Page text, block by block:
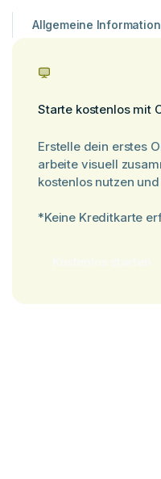
Allgemeine
Starte kostenlos mit
Erstelle dein erstes
arbeite visuell
kostenlos nutzen
*Keine Kreditkarte